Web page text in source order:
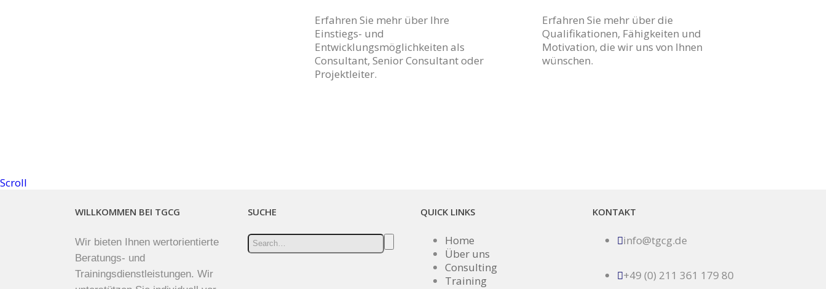
Erfahren Sie mehr über Ihre
Einstiegs- und
Entwicklungsmöglichkeiten als
Consultant, Senior Consultant oder
Projektleiter.
Erfahren Sie mehr über die
Qualifikationen, Fähigkeiten und
Motivation, die wir uns von Ihnen
wünschen.
Scroll
WILLKOMMEN BEI TGCG
Wir bieten Ihnen wertorientierte
Beratungs- und
Trainingsdienstleistungen. Wir
SUCHE QUICK LINKS
Home
Über uns
Consulting
Training
KONTAKT
info@tgcg.de
+49 (0) 211 361 179 80